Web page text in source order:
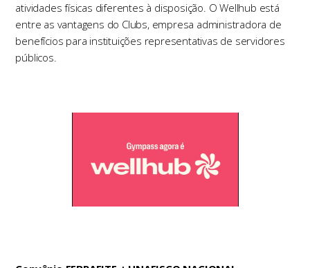
atividades físicas diferentes à disposição. O Wellhub está
entre as vantagens do Clubs, empresa administradora de
benefícios para instituições representativas de servidores
públicos.